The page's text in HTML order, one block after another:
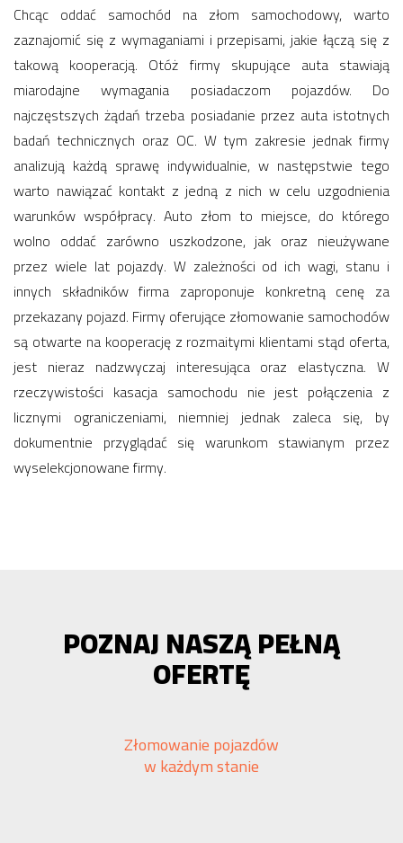
Chcąc oddać samochód na złom samochodowy, warto
zaznajomić się z wymaganiami i przepisami, jakie łączą się z
takową kooperacją. Otóż firmy skupujące auta stawiają
miarodajne wymagania posiadaczom pojazdów. Do
najczęstszych żądań trzeba posiadanie przez auta istotnych
badań technicznych oraz OC. W tym zakresie jednak firmy
analizują każdą sprawę indywidualnie, w następstwie tego
warto nawiązać kontakt z jedną z nich w celu uzgodnienia
warunków współpracy. Auto złom to miejsce, do którego
wolno oddać zarówno uszkodzone, jak oraz nieużywane
przez wiele lat pojazdy. W zależności od ich wagi, stanu i
innych składników firma zaproponuje konkretną cenę za
przekazany pojazd. Firmy oferujące złomowanie samochodów
są otwarte na kooperację z rozmaitymi klientami stąd oferta,
jest nieraz nadzwyczaj interesująca oraz elastyczna. W
rzeczywistości kasacja samochodu nie jest połączenia z
licznymi ograniczeniami, niemniej jednak zaleca się, by
dokumentnie przyglądać się warunkom stawianym przez
wyselekcjonowane firmy.
POZNAJ NASZĄ PEŁNĄ
OFERTĘ
Złomowanie pojazdów
w każdym stanie